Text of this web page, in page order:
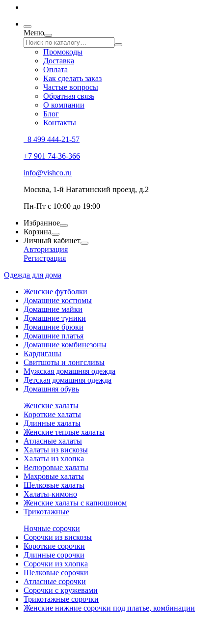
Меню
Промокоды
Доставка
Оплата
Как сделать заказ
Частые вопросы
Обратная связь
О компании
Блог
Контакты
8 499 444-21-57
+7 901 74-36-366
info@vishco.ru
Москва, 1-й Нагатинский проезд, д.2
Пн-Пт с 10:00 до 19:00
Избранное
Корзина
Личный кабинет
Авторизация
Регистрация
Одежда для дома
Женские футболки
Домашние костюмы
Домашние майки
Домашние туники
Домашние брюки
Домашние платья
Домашние комбинезоны
Кардиганы
Свитшоты и лонгсливы
Мужская домашняя одежда
Детская домашняя одежда
Домашняя обувь
Женские халаты
Короткие халаты
Длинные халаты
Женские теплые халаты
Атласные халаты
Халаты из вискозы
Халаты из хлопка
Велюровые халаты
Махровые халаты
Шелковые халаты
Халаты-кимоно
Женские халаты с капюшоном
Трикотажные
Ночные сорочки
Сорочки из вискозы
Короткие сорочки
Длинные сорочки
Сорочки из хлопка
Шелковые сорочки
Атласные сорочки
Сорочки с кружевами
Трикотажные сорочки
Женские нижние сорочки под платье, комбинации